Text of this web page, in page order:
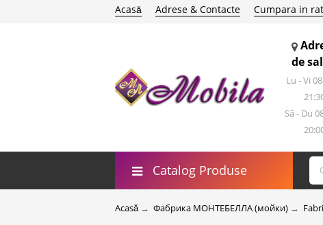
Acasă Adrese & Contacte Cumpara in
de
Lu - Vi
Sâ - Du
Catalog Produse
Acasă → Фабрика МОНТЕБЕЛЛА (мойки) →